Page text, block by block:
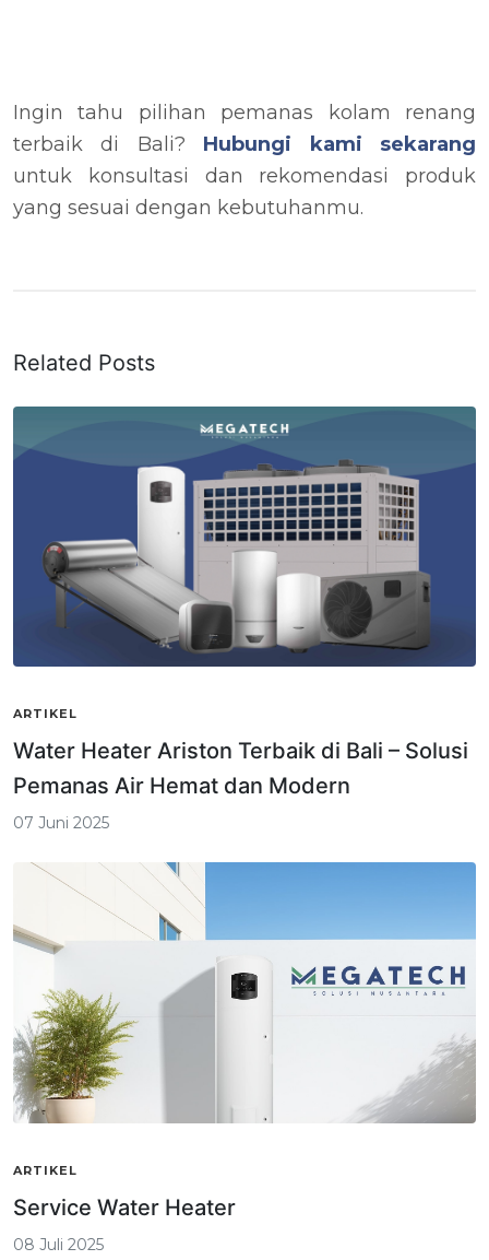
Ingin tahu pilihan pemanas kolam renang
terbaik di Bali?
Hubungi kami sekarang
untuk konsultasi dan rekomendasi produk
yang sesuai dengan kebutuhanmu.
Related Posts
ARTIKEL
Water Heater Ariston Terbaik di Bali – Solusi
Pemanas Air Hemat dan Modern
07 Juni 2025
ARTIKEL
Service Water Heater
08 Juli 2025